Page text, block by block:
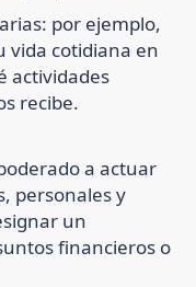
por ejemplo,
vida cotidiana en
actividades
recibe.
a actuar
personales y
un
financieros o